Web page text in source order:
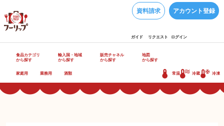
資料請求 アカウント登録
ガイド リクエスト ログイン
食品カテゴリ
から探す
輸入国・地域
から探す
販売チャネル
から探す
地図
から探す
家庭用 業務用 酒類 常温 冷蔵 冷凍